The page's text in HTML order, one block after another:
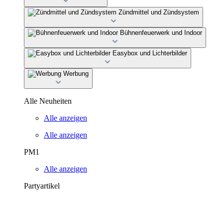
Zündmittel und Zündsystem
Bühnenfeuerwerk und Indoor
Easybox und Lichterbilder
Werbung
Alle Neuheiten
Alle anzeigen
Alle anzeigen
PM1
Alle anzeigen
Partyartikel